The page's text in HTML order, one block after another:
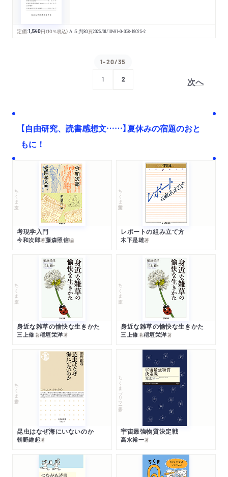
定価:1,540円 （10％税込） Ａ５判80頁2025/01/10491-0-038-19025-2
1-20/35
1 2 次へ
【自由研究、読書感想文……】夏休みの宿題のおと
もに！
ちくま文庫
考現学入門
今和次郎著藤森照信編
ちくま学芸文庫
レポートの組み立て方
木下是雄著
ちくま文庫
身近な雑草の愉快な生きかた
三上修著稲垣栄洋著
ちくま文庫
身近な雑草の愉快な生きかた
三上修著稲垣栄洋著
ちくま新書
昆虫はなぜ海にいないのか
朝野維起著
ちくまプリマー新書
宇宙最強物質決定戦
高水裕一著